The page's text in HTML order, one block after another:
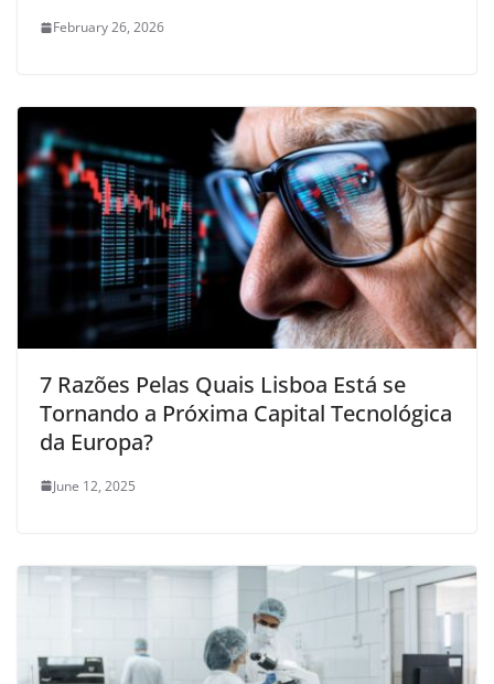
February 26, 2026
7 Razões Pelas Quais Lisboa Está se
Tornando a Próxima Capital Tecnológica
da Europa?
June 12, 2025